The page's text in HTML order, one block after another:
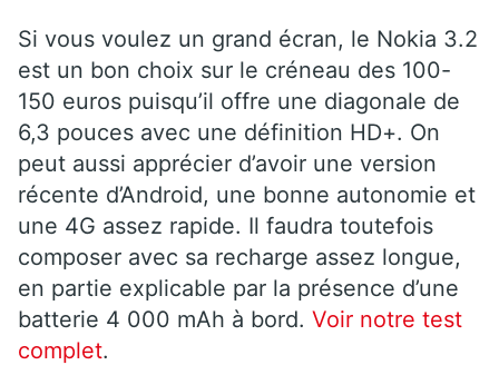
Si vous voulez un grand écran, le Nokia 3.2
est un bon choix sur le créneau des 100-
150 euros puisqu’il offre une diagonale de
6,3 pouces avec une définition HD+. On
peut aussi apprécier d’avoir une version
récente d’Android, une bonne autonomie et
une 4G assez rapide. Il faudra toutefois
composer avec sa recharge assez longue,
en partie explicable par la présence d’une
batterie 4 000 mAh à bord. Voir notre test
complet.